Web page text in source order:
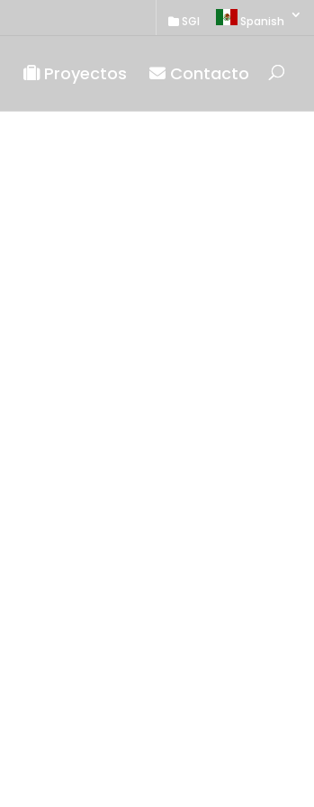
SGI Spanish
Proyectos Contacto